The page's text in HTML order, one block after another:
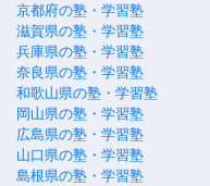
京都府の塾・学習塾
滋賀県の塾・学習塾
兵庫県の塾・学習塾
奈良県の塾・学習塾
和歌山県の塾・学習塾
岡山県の塾・学習塾
広島県の塾・学習塾
山口県の塾・学習塾
島根県の塾・学習塾